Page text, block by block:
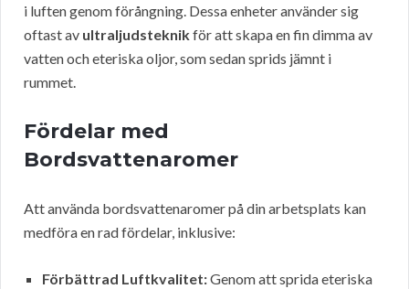
i luften genom förångning. Dessa enheter använder sig
oftast av ultraljudsteknikför att skapa en fin dimma av
vatten och eteriska oljor, som sedan sprids jämnt i
rummet.
Fördelar med
Bordsvattenaromer
Att använda bordsvattenaromer på din arbetsplats kan
medföra en rad fördelar, inklusive:
Förbättrad Luftkvalitet:Genom att sprida eteriska